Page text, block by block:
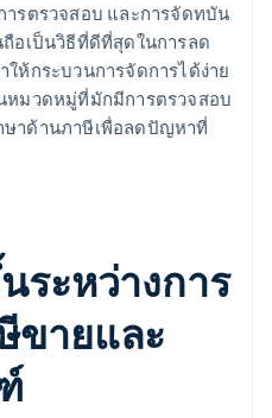
รตรวจสอบ และการจัดทบัน
อเป็นวิธีที่ดีที่สุดในการลด
ห้กระบวนการจัดการได้ง่าย
มวดหมู่ที่มักมีการตรวจสอบ
าด้านภาษีเพื่อลดปัญหาที่
ระหว่างการ
ขายและ